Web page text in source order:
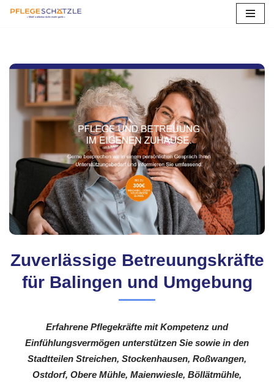
springen
Zuverlässige Betreuungskräfte
für Balingen und Umgebung
Erfahrene Pflegekräfte mit Kompetenz und
Einfühlungsvermögen unterstützen Sie sowie in den
Stadtteilen Streichen, Stockenhausen, Roßwangen,
Ostdorf, Obere Mühle, Maienwiesle, Böllätmühle,